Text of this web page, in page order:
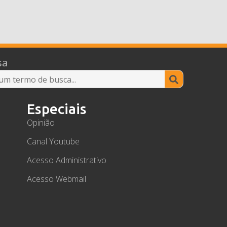
Search
for:
Especiais
Opinião
Canal Youtube
Acesso Administrativo
Acesso Webmail